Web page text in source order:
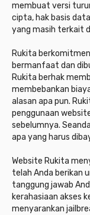
membuat versi
cipta, hak basis
yang masih terkait
Rukita
bermanfaat dan
Rukita berhak
membebankan
alasan apa pun.
penggunaan
sebelumnya.
apa yang harus
Website Rukita
telah Anda berikan
tanggung jawab
kerahasiaan akses
menyarankan